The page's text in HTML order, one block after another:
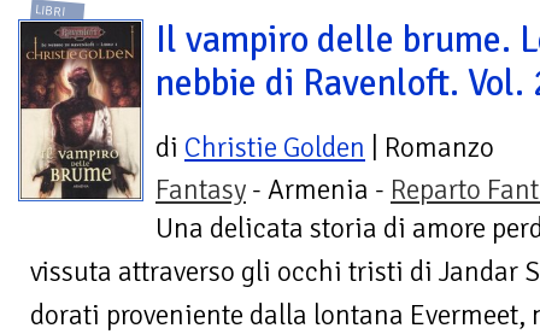
LIBRI
Il vampiro delle brume.
nebbie di Ravenloft. Vol.
di Christie Golden | Romanzo
Fantasy - Armenia - Reparto
Una delicata storia di amore
vissuta attraverso gli occhi tristi di Jandar
dorati proveniente dalla lontana Evermeet,